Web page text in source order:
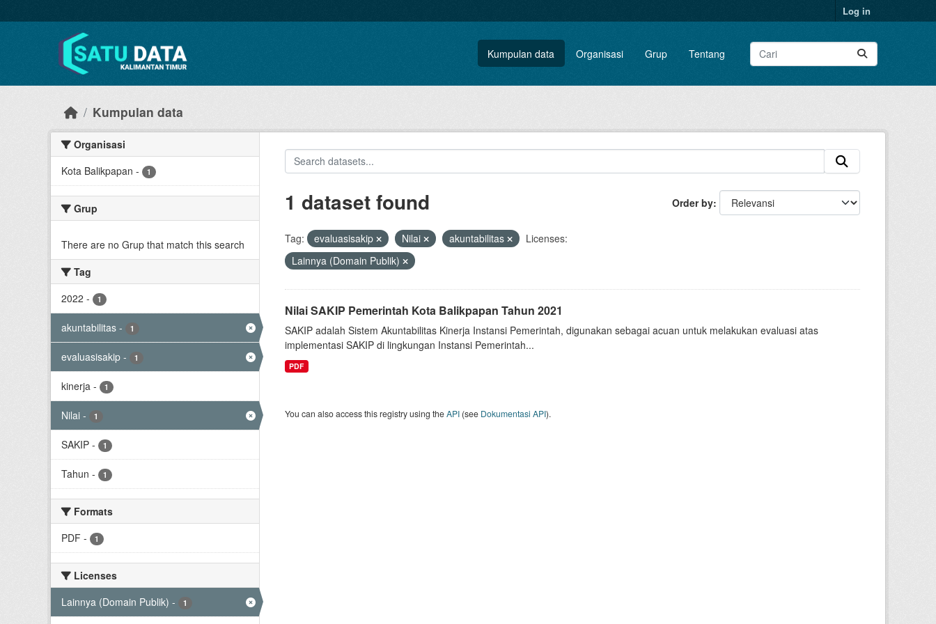
Log in
Kumpulan data Organisasi Grup Tentang
Kumpulan data
Organisasi
Kota Balikpapan - 1
Grup
There are no Grup that match this search
Tag
2022 - 1
akuntabilitas - 1
evaluasisakip - 1
kinerja - 1
Nilai - 1
SAKIP - 1
Tahun - 1
Formats
PDF - 1
Licenses
Lainnya (Domain Publik) - 1
Order by
1 dataset found
Tag: evaluasisakip Nilai akuntabilitas
Licenses:
Lainnya (Domain Publik)
Nilai SAKIP Pemerintah Kota Balikpapan Tahun 2021
SAKIP adalah Sistem Akuntabilitas Kinerja Instansi Pemerintah, digunakan sebagai acuan untuk melakukan evaluasi atas
implementasi SAKIP di lingkungan Instansi Pemerintah...
PDF
You can also access this registry using theAPI(see Dokumentasi API).